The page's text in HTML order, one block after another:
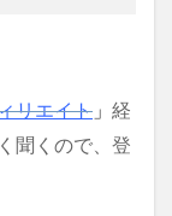
リエイト 」 経
聞くので、登